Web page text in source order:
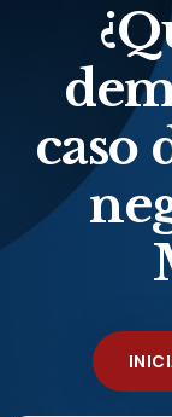
caso